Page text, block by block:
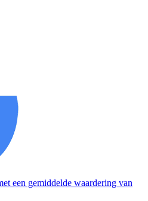
een gemiddelde waardering van